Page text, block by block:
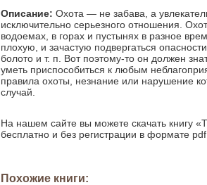
Описание: Охота — не забава, а
исключительно серьезного отношения.
водоемах, в горах и пустынях в разное
плохую, и зачастую подвергаться
болото и т. п. Вот поэтому-то он должен
уметь приспособиться к любым
правила охоты, незнание или нарушение
случай.
На нашем сайте вы можете скачать книгу
бесплатно и без регистрации в формате pdf.
Похожие книги: